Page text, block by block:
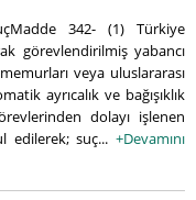
342- (1) Türkiye
görevlendirilmiş yabancı
veya uluslararası
ayrıcalık ve bağışıklık
dolayı işlenen
edilerek; suç... +Devamını